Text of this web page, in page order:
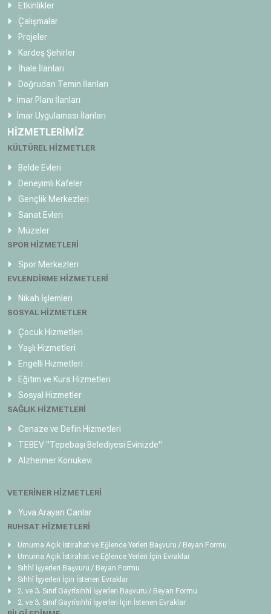
Etkinlikler
Çalışmalar
Projeler
Kardeş Şehirler
İhale İlanları
Doğrudan Temin İlanları
İmar Planı İlanları
İmar Uygulaması İlanları
HİZMETLERİMİZ
KÜLTÜREL HİZMETLER
Belde Evleri
Deneyimli Kafeler
Gençlik Merkezleri
Sanat Evleri
Müzeler
SPOR HİZMETLERİ
Spor Merkezleri
EVLENDİRME HİZMETLERİ
Nikah İşlemleri
SOSYAL HİZMETLER
Çocuk Hizmetleri
Yaşlı Hizmetleri
Engelli Hizmetleri
Eğitim ve Kurs Hizmetleri
Sosyal Hizmetler
SAĞLIK HİZMETLERİ
Cenaze ve Defin Hizmetleri
TEBEV "Tepebaşı Belediyesi Evinizde"
Alzheimer Konukevi
VETERİNER HİZMETLERİ
Yuva Arayan Canlar
RUHSAT HİZMETLERİ
Umuma Açık İstirahat ve Eğlence Yerleri Başvuru / Beyan Formu
Umuma Açık İstirahat ve Eğlence Yerleri İçin Evraklar
Sıhhî İşyerleri Başvuru / Beyan Formu
Sıhhî İşyerleri İçin İstenen Evraklar
2. ve 3. Sınıf Gayrîsıhhî İşyerleri Başvuru / Beyan Formu
2. ve 3. Sınıf Gayrîsıhhî İşyerleri İçin İstenen Evraklar